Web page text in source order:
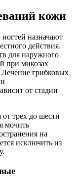
кожи
назначают
действия.
для наружного
при микозах
Лечение грибковых
от стадии
от трех до шести
мочить
на
исключить из